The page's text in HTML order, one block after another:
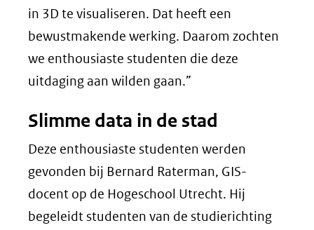
in 3D te visualiseren. Dat heeft een
bewustmakende werking. Daarom zochten
we enthousiaste studenten die deze
uitdaging aan wilden gaan.”
Slimme data in de stad
Deze enthousiaste studenten werden
gevonden bij Bernard Raterman, GIS-
docent op de Hogeschool Utrecht. Hij
begeleidt studenten van de studierichting